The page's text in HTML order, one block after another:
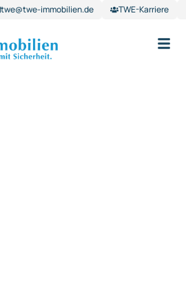
twe@twe-immobilien.de TWE-Karriere